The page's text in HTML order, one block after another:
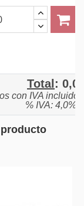
Total : 0,0
con IVA incluido
% IVA: 4,0%.